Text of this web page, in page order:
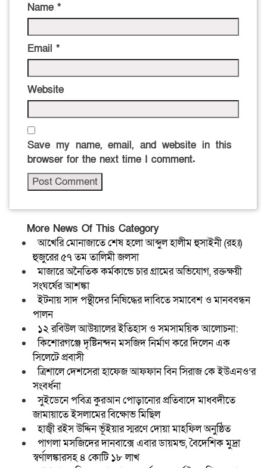
Name *
Email *
Website
Save my name, email, and website in this
browser for the next time I comment.
More News Of This Category
আখেরি মোনাজাতে শেষ হলো আব্দুল হালীম হুসাইনী (রহঃ)
হুজুরের ৫৭ তম তালিমী জলসা
মাজারে অনৈতিক কর্মকান্ডে চার গ্রামের অভিযোগ, রক্তক্ষয়ী
সংঘর্ষের আশঙ্কা
ইটনায় সাদ পন্থীদের নিষিদ্ধের দাবিতে সমাবেশ ও মানববন্ধন
পালন
১২ রবিউল আউয়ালের ইতিহাস ও সমসাময়িক আলোচনা:
কিশোরগঞ্জে দৃষ্টিনন্দন মসজিদ নির্মাণ করে দিলেন এক
সিলেটে প্রবাসী
ত্রিশালে দেশসেরা হাফেজ আফফান বিন সিরাজ কে ইউএনও’র
সংবর্ধনা
সুইডেনে পবিত্র কুরআন পোড়ানোর প্রতিবাদে মাধবদীতে
জামায়াতে ইসলামের বিক্ষোভ মিছিল
হাজ্বী রইস উদ্দিন ভূঁইয়ার স্মরণে দোয়া মাহফিল অনুষ্ঠিত
পাগলা মসজিদের দানবাক্সে এবার ডায়মন্ড, বৈদেশিক মুদ্রা
স্বর্ণালঙ্কারসহ ৪ কোটি ১৮ লাখ